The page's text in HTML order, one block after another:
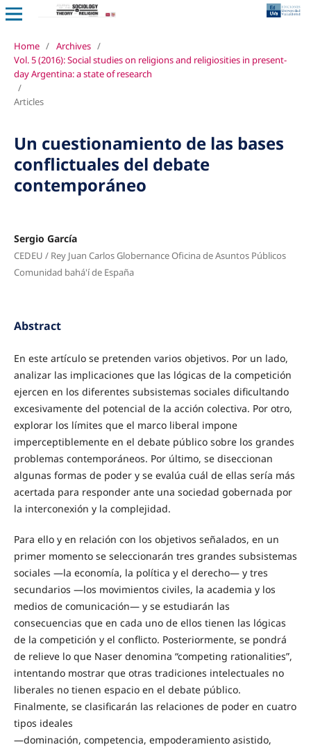
Home / Archives /
Vol. 5 (2016): Social studies on religions and religiosities in present-
day Argentina: a state of research
/
Articles
Un cuestionamiento de las bases
conflictuales del debate
contemporáneo
Sergio García
CEDEU / Rey Juan Carlos Globernance Oficina de Asuntos Públicos
Comunidad bahá'í de España
Abstract
En este artículo se pretenden varios objetivos. Por un lado,
analizar las implicaciones que las lógicas de la competición
ejercen en los diferentes subsistemas sociales dificultando
excesivamente del potencial de la acción colectiva. Por otro,
explorar los límites que el marco liberal impone
imperceptiblemente en el debate público sobre los grandes
problemas contemporáneos. Por último, se diseccionan
algunas formas de poder y se evalúa cuál de ellas sería más
acertada para responder ante una sociedad gobernada por
la interconexión y la complejidad.
Para ello y en relación con los objetivos señalados, en un
primer momento se seleccionarán tres grandes subsistemas
sociales —la economía, la política y el derecho— y tres
secundarios —los movimientos civiles, la academia y los
medios de comunicación— y se estudiarán las
consecuencias que en cada uno de ellos tienen las lógicas
de la competición y el conflicto. Posteriormente, se pondrá
de relieve lo que Naser denomina “competing rationalities”,
intentando mostrar que otras tradiciones intelectuales no
liberales no tienen espacio en el debate público.
Finalmente, se clasificarán las relaciones de poder en cuatro
tipos ideales
—dominación, competencia, empoderamiento asistido,